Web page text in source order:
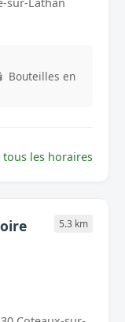
Bouteilles en
tous les horaires
5.3 km